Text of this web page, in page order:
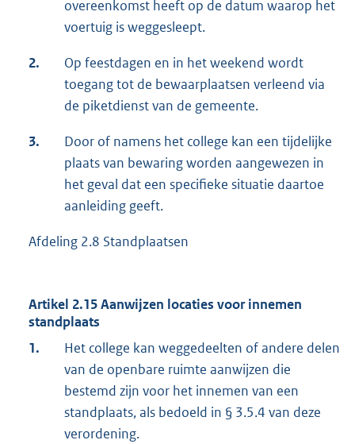
overeenkomst heeft op de datum waarop het
voertuig is weggesleept.
2.
Op feestdagen en in het weekend wordt
toegang tot de bewaarplaatsen verleend via
de piketdienst van de gemeente.
3.
Door of namens het college kan een tijdelijke
plaats van bewaring worden aangewezen in
het geval dat een specifieke situatie daartoe
aanleiding geeft.
Afdeling 2.8 Standplaatsen
Artikel 2.15 Aanwijzen locaties voor innemen
standplaats
1.
Het college kan weggedeelten of andere delen
van de openbare ruimte aanwijzen die
bestemd zijn voor het innemen van een
standplaats, als bedoeld in § 3.5.4 van deze
verordening.